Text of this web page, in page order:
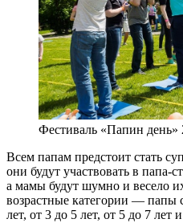
Фестиваль «Папин день»
Всем папам предстоит стать
они будут участвовать в папа-
а мамы будут шумно и весело
возрастные категории — папы
лет, от 3 до 5 лет, от 5 до 7 лет